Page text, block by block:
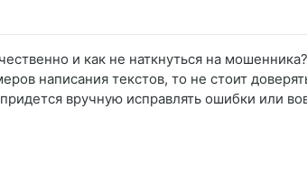
и как не наткнуться на
написания текстов, то не стоит
вручную исправлять ошибки или